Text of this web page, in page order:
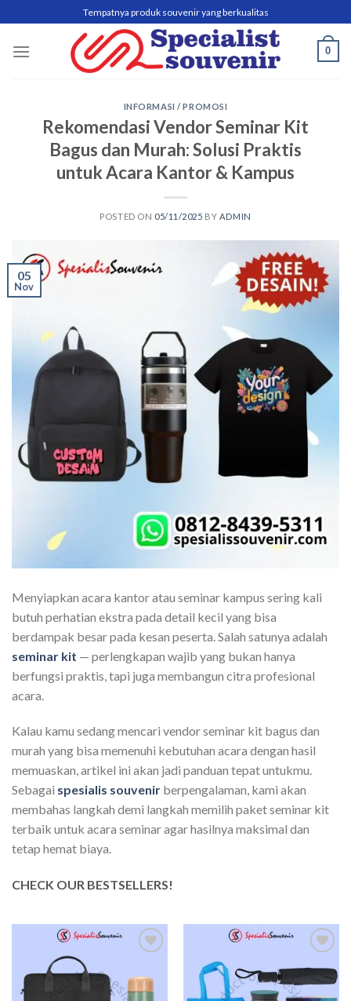
to
content
Tempatnya produk souvenir yang berkualitas
0
INFORMASI / PROMOSI
Rekomendasi Vendor Seminar Kit
Bagus dan Murah: Solusi Praktis
untuk Acara Kantor & Kampus
POSTED ON 05/11/2025 BY ADMIN
05
Nov
Menyiapkan acara kantor atau seminar kampus sering kali
butuh perhatian ekstra pada detail kecil yang bisa
berdampak besar pada kesan peserta. Salah satunya adalah
seminar kit — perlengkapan wajib yang bukan hanya
berfungsi praktis, tapi juga membangun citra profesional
acara.
Kalau kamu sedang mencari vendor seminar kit bagus dan
murah yang bisa memenuhi kebutuhan acara dengan hasil
memuaskan, artikel ini akan jadi panduan tepat untukmu.
Sebagai spesialis souvenir berpengalaman, kami akan
membahas langkah demi langkah memilih paket seminar kit
terbaik untuk acara seminar agar hasilnya maksimal dan
tetap hemat biaya.
CHECK OUR BESTSELLERS!
Add to